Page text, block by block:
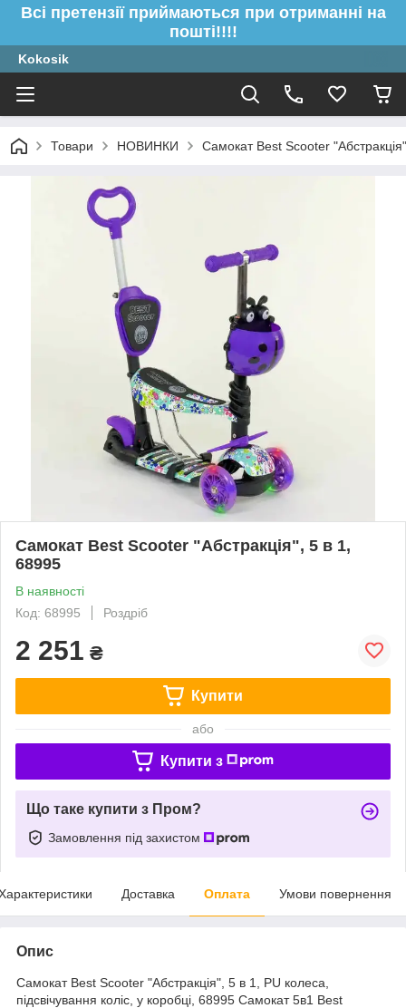
Всі претензії приймаються при отриманні на
пошті!!!!
Kokosik
Товари НОВИНКИ Самокат Best Scooter
Самокат Best Scooter "Абстракція", 5 в 1,
68995
В наявності
Код: 68995
Роздріб
2 251 ₴
Купити
або
Купити з
Що таке купити з Пром?
Замовлення під захистом
Доставка Оплата Умови повернення
Опис
Самокат Best Scooter "Абстракція", 5 в 1, PU колеса,
підсвічування коліс, у коробці, 68995 Самокат 5в1 Best